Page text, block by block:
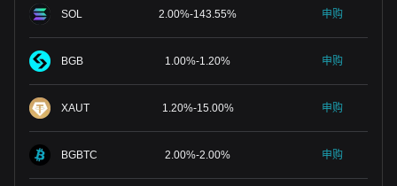
SOL 2.00%-143.55% 申购
BGB 1.00%-1.20% 申购
XAUT 1.20%-15.00% 申购
BGBTC 2.00%-2.00% 申购